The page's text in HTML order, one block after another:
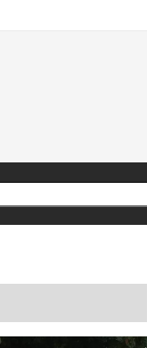
já registrada no país